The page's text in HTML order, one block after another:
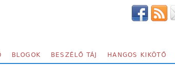
BLOGOK BESZÉLŐ TÁJ HANGOS KIKÖTŐ